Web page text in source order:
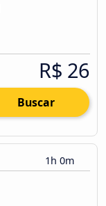
R$ 26
Buscar
1h 0m